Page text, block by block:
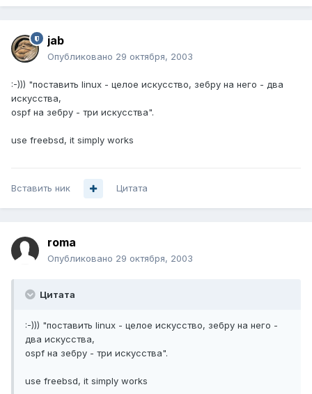
jab
Опубликовано 29 октября, 2003
:-))) "поставить linux - целое искусство, зебру на него - два
искусства,
ospf на зебру - три искусства".
use freebsd, it simply works
Вставить ник Цитата
roma
Опубликовано 29 октября, 2003
Цитата
:-))) "поставить linux - целое искусство, зебру на него -
два искусства,
ospf на зебру - три искусства".
use freebsd, it simply works